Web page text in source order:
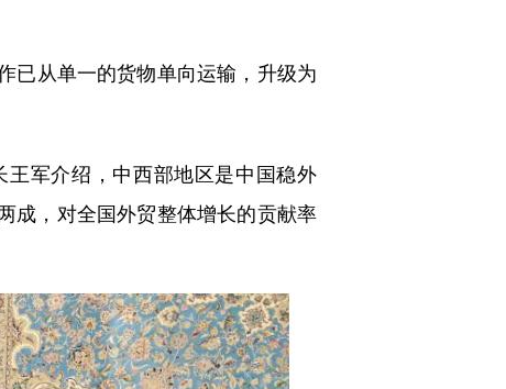
从单一的货物单向运输，升级为
军介绍，中西部地区是中国稳外
成，对全国外贸整体增长的贡献率